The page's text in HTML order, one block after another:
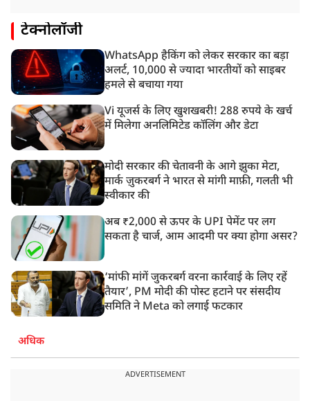
टेक्नोलॉजी
WhatsApp हैकिंग को लेकर सरकार का बड़ा
अलर्ट, 10,000 से ज्यादा भारतीयों को साइबर
हमले से बचाया गया
Vi यूजर्स के लिए खुशखबरी! 288 रुपये के खर्च
में मिलेगा अनलिमिटेड कॉलिंग और डेटा
मोदी सरकार की चेतावनी के आगे झुका मेटा,
मार्क ज़ुकरबर्ग ने भारत से मांगी माफ़ी, गलती भी
स्वीकार की
अब ₹2,000 से ऊपर के UPI पेमेंट पर लग
सकता है चार्ज, आम आदमी पर क्या होगा असर?
‘मांफी मांगें जुकरबर्ग वरना कार्रवाई के लिए रहें
तैयार’, PM मोदी की पोस्ट हटाने पर संसदीय
समिति ने Meta को लगाई फटकार
अधिक
ADVERTISEMENT